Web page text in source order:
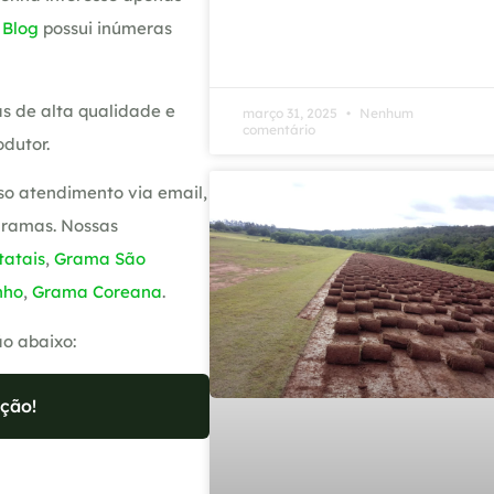
Blog possui inúmeras
de alta qualidade e
atendimento via email,
Nossas
, Grama São
, Grama Coreana.
abaixo:
março 31, 2025
Nenhum
comentário